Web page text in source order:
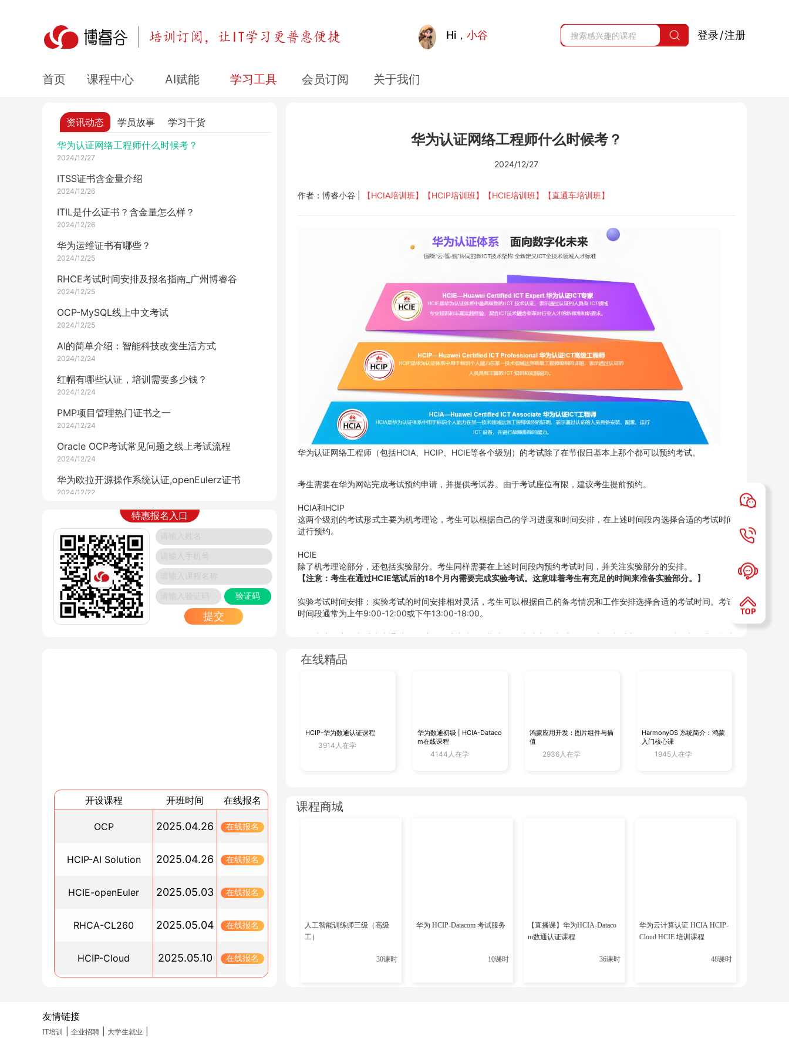
Hi， 小谷 登录/注册
首页 课程中心 AI赋能 学习工具 会员订阅 关于我们
资讯动态 学员故事 学习干货
2024/12/27
HCIE-AI证书难度怎么样?
鸿蒙认证应用开发知识点之类和接口
2025年PMP考试最新报名通知
2024/12/27
华为认证网络工程师什么时候考？
2024/12/27
ITSS证书含金量介绍
2024/12/26
ITIL是什么证书？含金量怎么样？
2024/12/26
华为运维证书有哪些？
2024/12/25
RHCE考试时间安排及报名指南_广州博睿谷
2024/12/25
OCP-MySQL线上中文考试
2024/12/25
AI的简单介绍：智能科技改变生活方式
2024/12/24
红帽有哪些认证，培训需要多少钱？
2024/12/24
PMP项目管理热门证书之一
2024/12/24
Oracle OCP考试常见问题之线上考试流程
2024/12/24
华为欧拉开源操作系统认证,openEulerz证书
2024/12/22
Python常用的开发工具有哪些？
RHCA考了之后能做什么？
2024/12/21
Oracle数据库适合哪些人学？
2024/12/21
CISP报名考试费用需要多少？
2024/12/21
2024/12/19
2024/12/18
2024/12/18
白了
HCIA、HCIP、HCIE报名官网
2024/12/17
红帽证书需要考哪几个证书？
特惠报名入口
验证码
提交
华为认证网络工程师什么时候考？
2024/12/27
作者：博睿小谷 | 【HCIA培训班】【HCIP培训班】【HCIE培训班】【直通车培训班】
华为认证网络工程师（包括HCIA、HCIP、HCIE等各个级别）的考试除了在节假日基本上那个都可以预约考试。
考生需要在华为网站完成考试预约申请，并提供考试券。由于考试座位有限，建议考生提前预约。
HCIA和HCIP
这两个级别的考试形式主要为机考理论，考生可以根据自己的学习进度和时间安排，在上述时间段内选择合适的考试时间
进行预约。
HCIE
除了机考理论部分，还包括实验部分。考生同样需要在上述时间段内预约考试时间，并关注实验部分的安排。
【注意：考生在通过HCIE笔试后的18个月内需要完成实验考试。这意味着考生有充足的时间来准备实验部分。】
实验考试时间安排：实验考试的时间安排相对灵活，考生可以根据自己的备考情况和工作安排选择合适的考试时间。考试
时间段通常为上午9:00-12:00或下午13:00-18:00。
如果考生在实验考试中未通过，可以在笔试成绩有效期内再次申请实验考试。两次实验考试之间的间隔时间必须满足华为
HCIA学习视频
HCIP学习视频
分享
开设课程 开班时间 在线报名
OCP 2025.04.26 在线报名
HCIP-AI Solution 2025.04.26 在线报名
HCIE-openEuler 2025.05.03 在线报名
RHCA-CL260 2025.05.04 在线报名
HCIP-Cloud 2025.05.10 在线报名
HCIA-Datacom(晚班)
在线精品
HCIP-华为数通认证课程
3914人在学
华为数通初级 | HCIA-Dataco
m在线课程
4144人在学
鸿蒙应用开发：图片组件与插
值
2936人在学
HarmonyOS 系统简介：鸿蒙
入门核心课
1945人在学
课程商城
人工智能训练师三级（高级
工）
30课时
华为 HCIP-Datacom 考试服务
10课时
【直播课】华为HCIA-Dataco
m数通认证课程
36课时
华为云计算认证 HCIA HCIP-
Cloud HCIE 培训课程
48课时
友情链接
IT培训 企业招聘 大学生就业